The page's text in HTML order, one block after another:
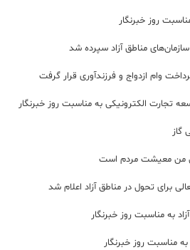
روز خبرنگار
مناطق آزاد سپرده شد
وام ازدواج و فرزندآوری قرار گرفت
تجارت الکترونیکی به مناسبت روز خبرنگار
گاز
من معیشت مردم است
برای تحول در مناطق آزاد اعلام شد
به مناسبت روز خبرنگار
مناسبت روز خبرنگار